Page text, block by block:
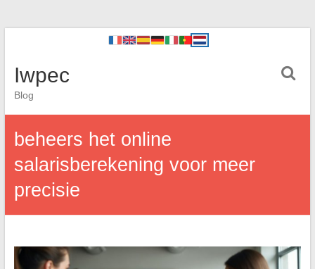
Iwpec
Blog
beheers het online
salarisberekening voor meer
precisie